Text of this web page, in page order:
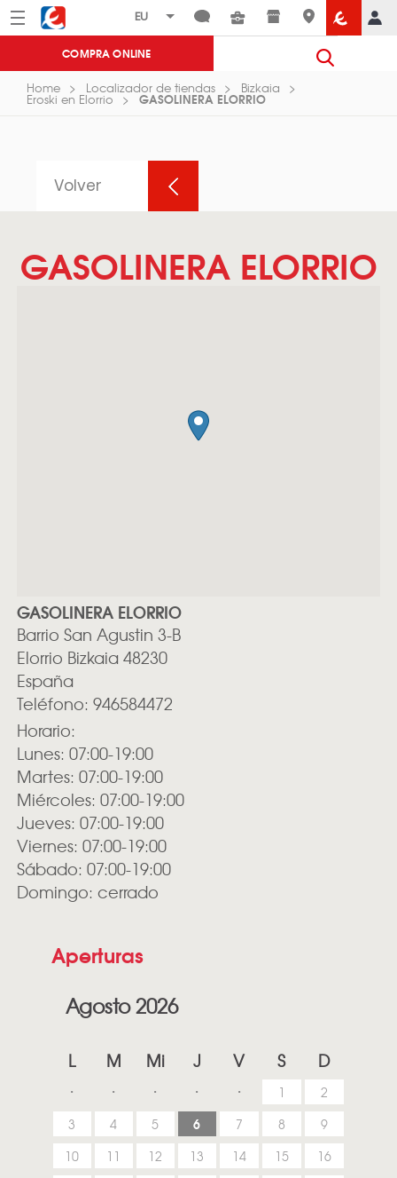
Menú Eroski
COMPRA ONLINE
Home Localizador de tiendas Bizkaia
Eroski en Elorrio GASOLINERA ELORRIO
Volver
GASOLINERA ELORRIO
GASOLINERA ELORRIO
Barrio San Agustin 3-B
Elorrio Bizkaia 48230
España
Teléfono: 946584472
Horario:
Lunes: 07:00-19:00
Martes: 07:00-19:00
Miércoles: 07:00-19:00
Jueves: 07:00-19:00
Viernes: 07:00-19:00
Sábado: 07:00-19:00
Domingo: cerrado
Aperturas
Agosto 2026
L M Mi J V S D
1
2
3
4 5 6 7 8
9
10
11 12 13 14 15
16